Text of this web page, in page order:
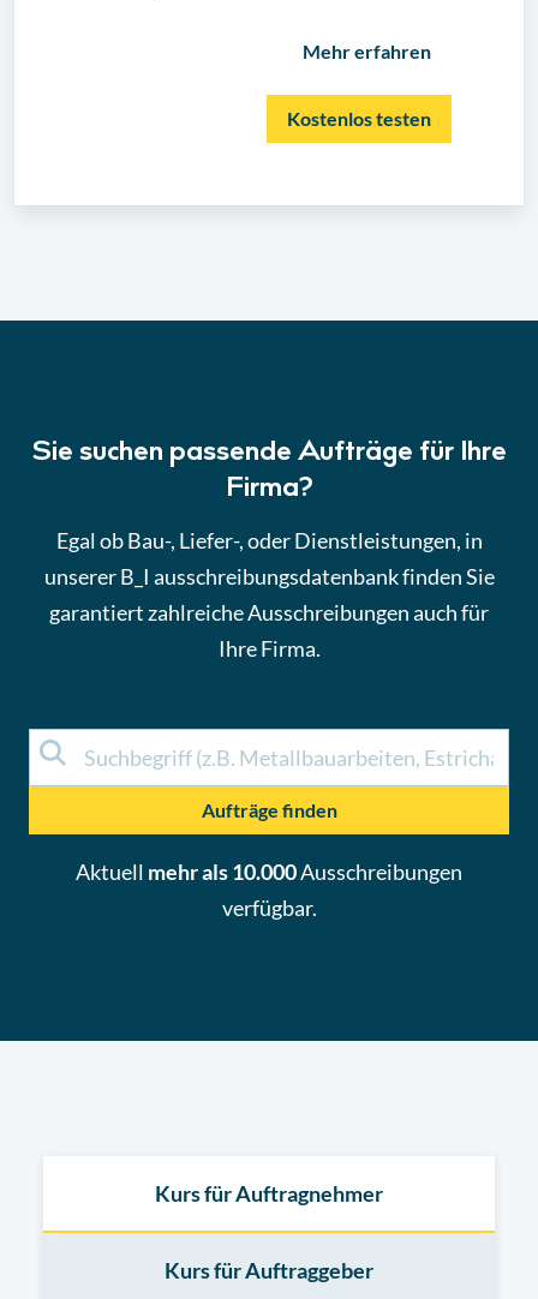
Mehr erfahren
Kostenlos testen
Sie suchen passende Aufträge für Ihre
Firma?
Egal ob Bau-, Liefer-, oder Dienstleistungen, in
unserer B_I ausschreibungsdatenbank finden Sie
garantiert zahlreiche Ausschreibungen auch für
Ihre Firma.
Aufträge finden
Aktuell mehr als 10.000Ausschreibungen
verfügbar.
Kurs für Auftragnehmer
Kurs für Auftraggeber